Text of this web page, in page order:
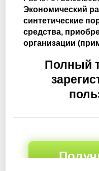
Экономический
синтетические
средства,
организации
Полный